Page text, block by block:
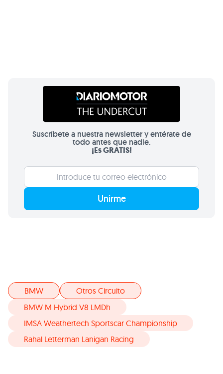
Suscríbete a nuestra newsletter y entérate de
todo antes que nadie.
¡Es GRATIS!
Unirme
BMW
Otros Circuito
BMW M Hybrid V8 LMDh
IMSA Weathertech Sportscar Championship
Rahal Letterman Lanigan Racing